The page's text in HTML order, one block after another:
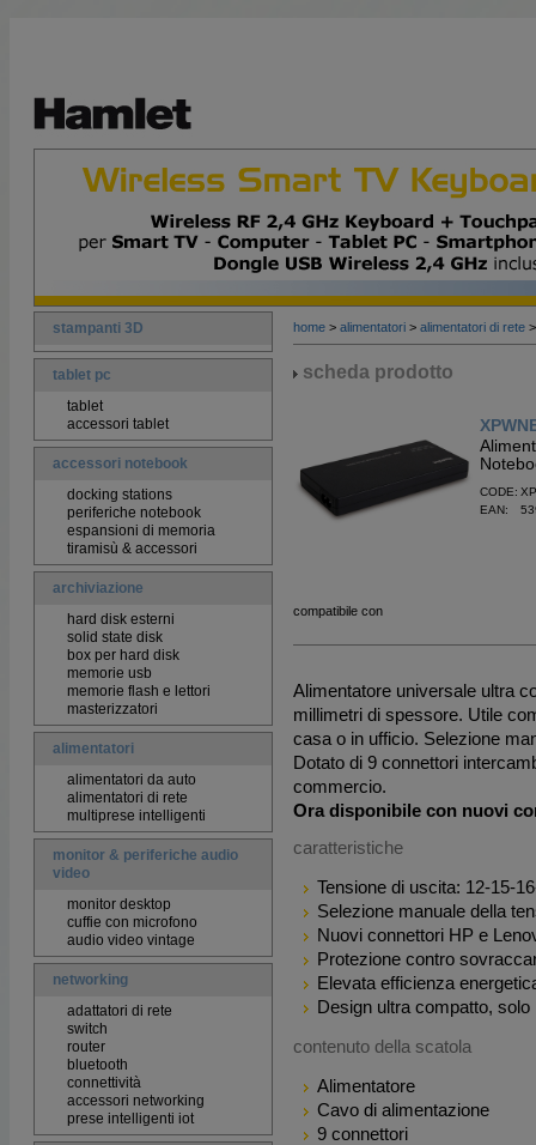
stampanti 3D
tablet pc
tablet
accessori tablet
accessori notebook
docking stations
periferiche notebook
espansioni di memoria
tiramisù & accessori
archiviazione
hard disk esterni
solid state disk
box per hard disk
memorie usb
memorie flash e lettori
masterizzatori
alimentatori
alimentatori da auto
alimentatori di rete
multiprese intelligenti
monitor & periferiche audio
video
monitor desktop
cuffie con microfono
audio video vintage
networking
adattatori di rete
switch
router
bluetooth
connettività
accessori networking
prese intelligenti iot
home > alimentatori > alimentatori di rete
scheda prodotto
CODE:
EAN:
compatibile con
Alimentatore universale ultra
millimetri di spessore. Utile
casa o in ufficio. Selezione
Dotato di 9 connettori
commercio.
Ora disponibile con nuovi
caratteristiche
Tensione di uscita: 12-15-
Selezione manuale della
Nuovi connettori HP e
Protezione contro
Elevata efficienza
Design ultra compatto,
contenuto della scatola
Alimentatore
Cavo di alimentazione
9 connettori